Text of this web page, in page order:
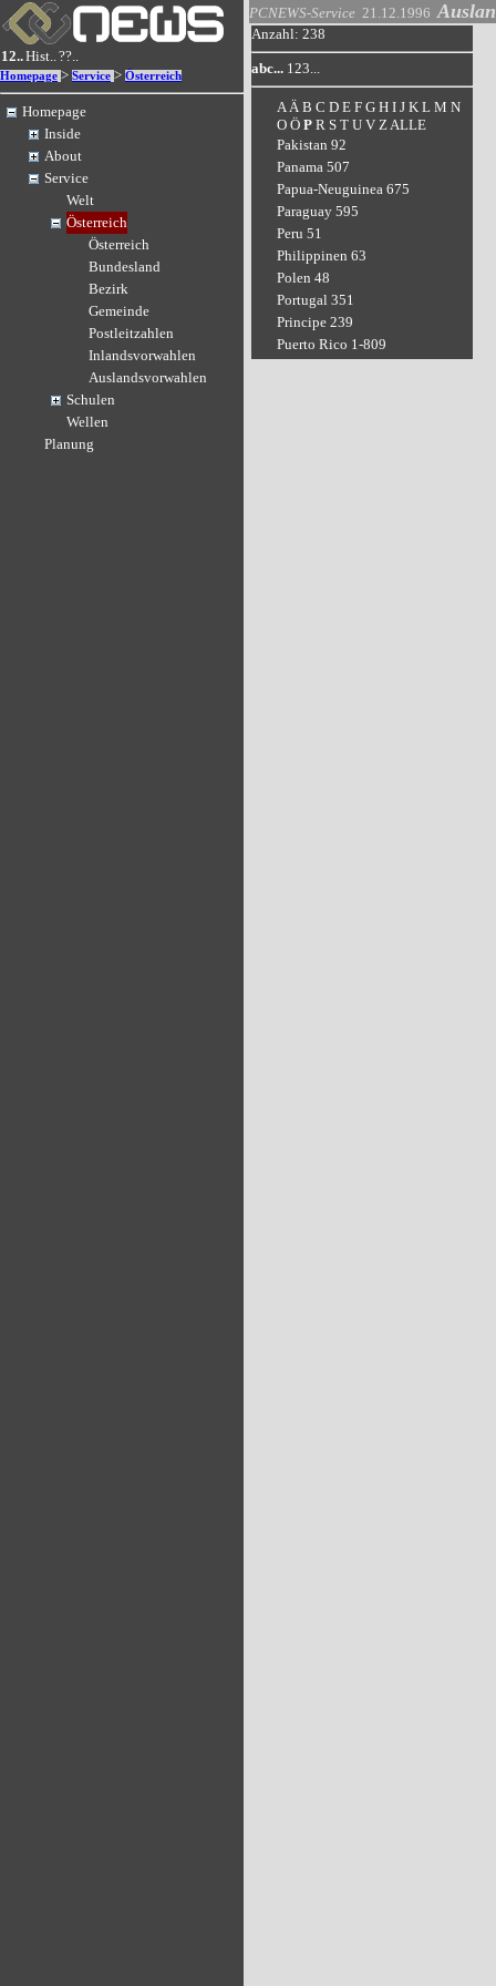
12..Hist..??..
Homepage > Service > Österreich
Homepage
Inside
About
Service
Welt
Österreich
Österreich
Bundesland
Bezirk
Gemeinde
Postleitzahlen
Inlandsvorwahlen
Auslandsvorwahlen
Schulen
Wellen
Planung
PCNEWS-Service 21.12.1996
Anzahl: 238
abc... 123...
A Ä B C D E F G H I J K L M N
O Ö P R S T U V Z ALLE
Pakistan 92
Panama 507
Papua-Neuguinea 675
Paraguay 595
Peru 51
Philippinen 63
Polen 48
Portugal 351
Principe 239
Puerto Rico 1-809